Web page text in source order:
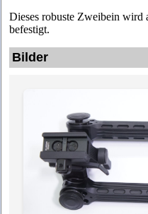
Dieses robuste Zweibein wird
befestigt.
Bilder